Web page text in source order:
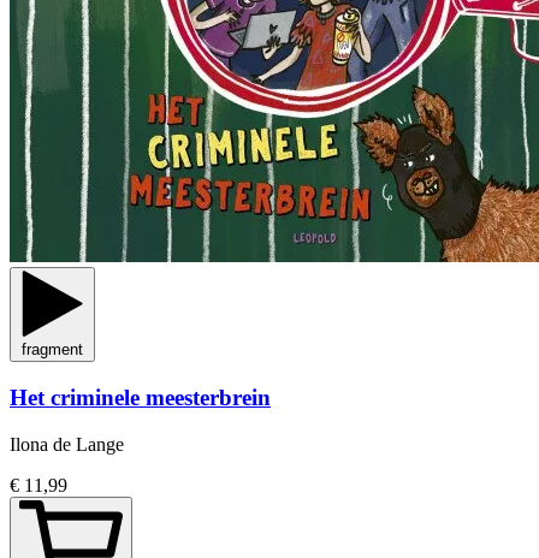
fragment
Het criminele meesterbrein
Ilona de Lange
€ 11,99